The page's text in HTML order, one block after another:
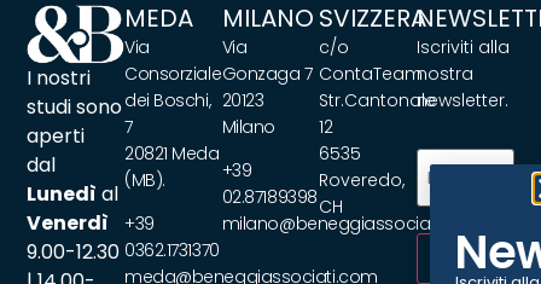
I nostri
studi sono
aperti
dal
Lunedì al
Venerdì
9.00-12.30
MEDA
Via
Consorziale
dei Boschi,
7
20821 Meda
(MB).
+39
0362.1731370
meda@beneggiassociati.com
MILANO
Via
Gonzaga 7
20123
Milano
+39
02.87189398
milano@beneggiassociati.com
SVIZZERA
c/o
ContaTeam
Str.Cantonale
12
6535
Roveredo,
CH
Iscriviti alla
nostra
newsletter.
Email
ISCRIVITI